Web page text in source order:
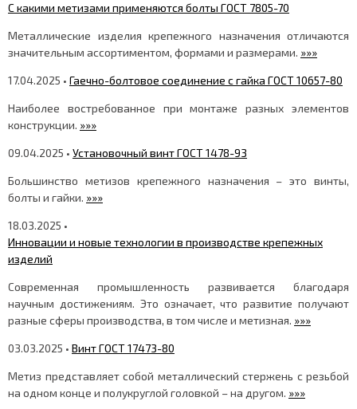
С какими метизами применяются болты ГОСТ 7805-70
Металлические изделия крепежного назначения отличаются
значительным ассортиментом, формами и размерами. »»»
17.04.2025 • Гаечно-болтовое соединение с гайка ГОСТ 10657-80
Наиболее востребованное при монтаже разных элементов
конструкции. »»»
09.04.2025 • Установочный винт ГОСТ 1478-93
Большинство метизов крепежного назначения – это винты,
болты и гайки. »»»
18.03.2025 •
Инновации и новые технологии в производстве крепежных
изделий
Современная промышленность развивается благодаря
научным достижениям. Это означает, что развитие получают
разные сферы производства, в том числе и метизная. »»»
03.03.2025 • Винт ГОСТ 17473-80
Метиз представляет собой металлический стержень с резьбой
на одном конце и полукруглой головкой – на другом. »»»